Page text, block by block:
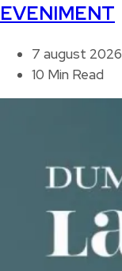
EVENIMENT
7 august 2026
10 Min Read